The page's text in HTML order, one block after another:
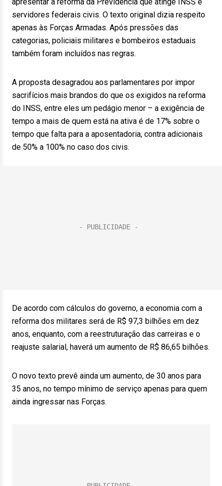
servidores federais civis. O texto original dizia respeito
apenas às Forças Armadas. Após pressões das
categorias, policiais militares e bombeiros estaduais
também foram incluídos nas regras.
A proposta desagradou aos parlamentares por impor
sacrifícios mais brandos do que os exigidos na reforma
do INSS, entre eles um pedágio menor – a exigência de
tempo a mais de quem está na ativa é de 17% sobre o
tempo que falta para a aposentadoria, contra adicionais
de 50% a 100% no caso dos civis.
De acordo com cálculos do governo, a economia com a
reforma dos militares será de R$ 97,3 bilhões em dez
anos, enquanto, com a reestruturação das carreiras e o
reajuste salarial, haverá um aumento de R$ 86,65 bilhões.
O novo texto prevê ainda um aumento, de 30 anos para
35 anos, no tempo mínimo de serviço apenas para quem
ainda ingressar nas Forças.